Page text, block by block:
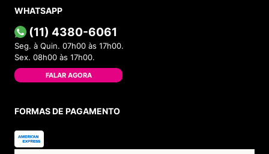
WHATSAPP
(11) 4380-6061
Seg. à Quin. 07h00 às 17h00.
Sex. 08h00 às 17h00.
FALAR AGORA
FORMAS DE PAGAMENTO